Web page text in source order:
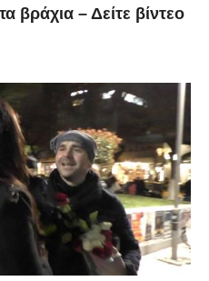
βράχια – Δείτε βίντεο